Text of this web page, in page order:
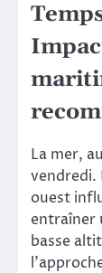
La mer,
vendredi.
ouest
entraîner
basse